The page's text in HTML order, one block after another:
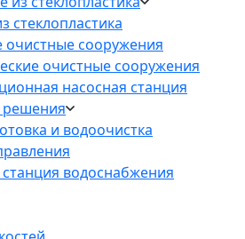
стеклопластика
очистные сооружения
очистные сооружения
насосная станция
и водоочистка
водоснабжения